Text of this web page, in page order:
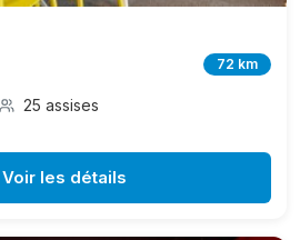
72 km
25 assises
Voir les détails